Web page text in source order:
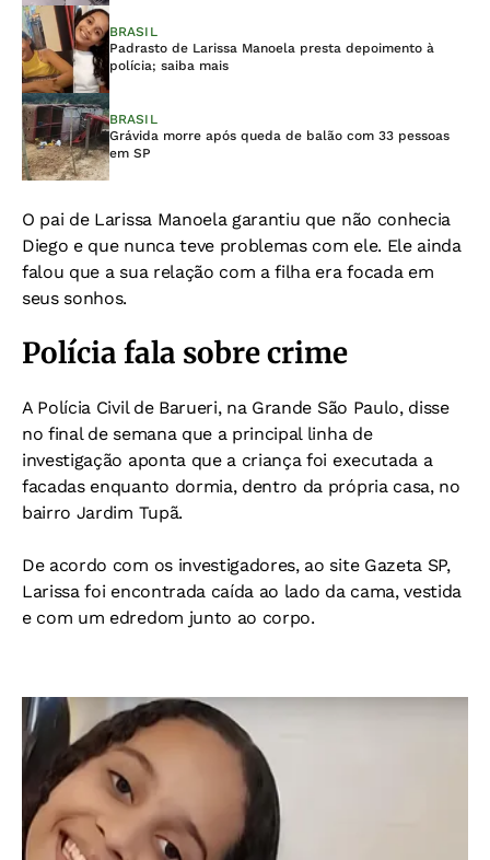
BRASIL
Padrasto de Larissa Manoela presta depoimento à
polícia; saiba mais
BRASIL
Grávida morre após queda de balão com 33 pessoas
em SP
O pai de Larissa Manoela garantiu que não conhecia
Diego e que nunca teve problemas com ele. Ele ainda
falou que a sua relação com a filha era focada em
seus sonhos.
Polícia fala sobre crime
A Polícia Civil de Barueri, na Grande São Paulo, disse
no final de semana que a principal linha de
investigação aponta que a criança foi executada a
facadas enquanto dormia, dentro da própria casa, no
bairro Jardim Tupã.
De acordo com os investigadores, ao site Gazeta SP,
Larissa foi encontrada caída ao lado da cama, vestida
e com um edredom junto ao corpo.